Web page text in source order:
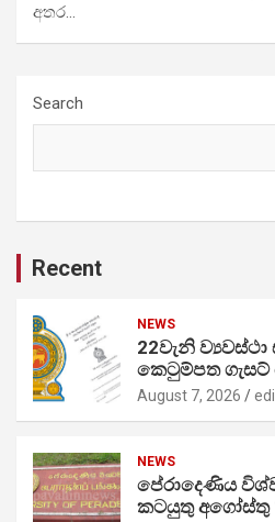
අතර…
Search
Recent
NEWS
22වැනි
කෙටුම්පත
August 7, 2026
NEWS
පේරාදෙණිය
කටයුතු අගෝස්තු